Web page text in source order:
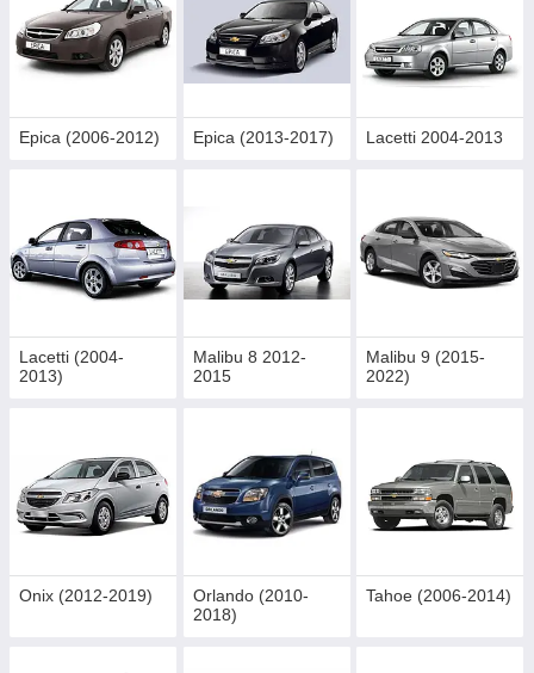
Epica (2006-2012) Epica (2013-2017) Lacetti 2004-2013
Lacetti (2004-
2013)
Malibu 8 2012-
2015
Malibu 9 (2015-
2022)
Onix (2012-2019)
Orlando (2010-
2018)
Tahoe (2006-2014)